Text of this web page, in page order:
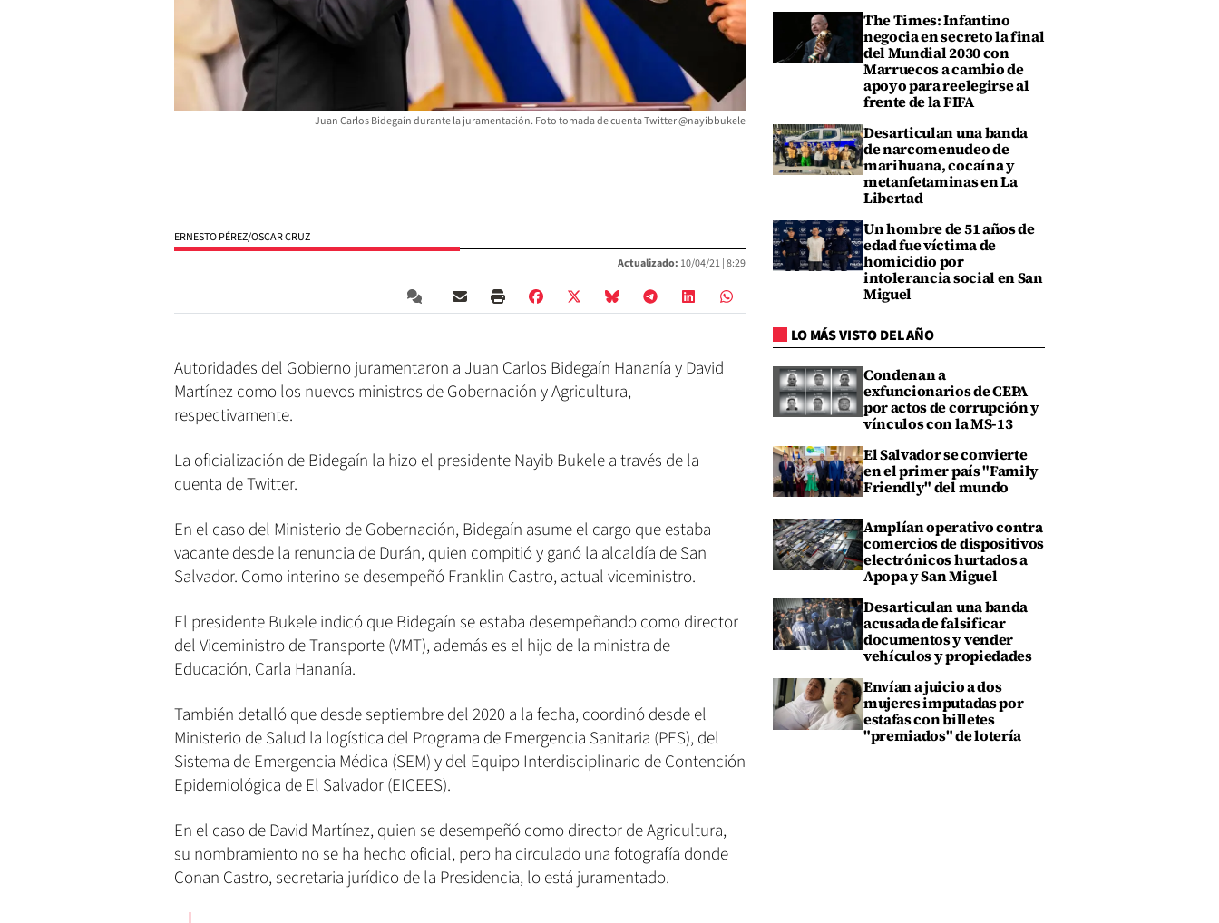
Juan Carlos Bidegaín durante la juramentación. Foto tomada de cuenta Twitter @nayibbukele
ERNESTO PÉREZ/OSCAR CRUZ
Actualizado: 10/04/21 |8:29
Autoridades del Gobierno juramentaron a Juan Carlos Bidegaín Hananía y David
Martínez como los nuevos ministros de Gobernación y Agricultura,
respectivamente.
La oficialización de Bidegaín la hizo el presidente Nayib Bukele a través de la
cuenta de Twitter.
En el caso del Ministerio de Gobernación, Bidegaín asume el cargo que estaba
vacante desde la renuncia de Durán, quien compitió y ganó la alcaldía de San
Salvador. Como interino se desempeñó Franklin Castro, actual viceministro.
El presidente Bukele indicó que Bidegaín se estaba desempeñando como director
del Viceministro de Transporte (VMT), además es el hijo de la ministra de
Educación, Carla Hananía.
También detalló que desde septiembre del 2020 a la fecha, coordinó desde el
Ministerio de Salud la logística del Programa de Emergencia Sanitaria (PES), del
Sistema de Emergencia Médica (SEM) y del Equipo Interdisciplinario de Contención
Epidemiológica de El Salvador (EICEES).
En el caso de David Martínez, quien se desempeñó como director de Agricultura,
su nombramiento no se ha hecho oficial, pero ha circulado una fotografía donde
Conan Castro, secretaria jurídico de la Presidencia, lo está juramentado.
The Times: Infantino
negocia en secreto la final
del Mundial 2030 con
Marruecos a cambio de
apoyo para reelegirse al
frente de la FIFA
Desarticulan una banda
de narcomenudeo de
marihuana, cocaína y
metanfetaminas en La
Libertad
Un hombre de 51 años de
edad fue víctima de
homicidio por
intolerancia social en San
Miguel
LO MÁS VISTO DEL AÑO
Condenan a
exfuncionarios de CEPA
por actos de corrupción y
vínculos con la MS-13
El Salvador se convierte
en el primer país "Family
Friendly" del mundo
Amplían operativo contra
comercios de dispositivos
electrónicos hurtados a
Apopa y San Miguel
Desarticulan una banda
acusada de falsificar
documentos y vender
vehículos y propiedades
Envían a juicio a dos
mujeres imputadas por
estafas con billetes
"premiados" de lotería